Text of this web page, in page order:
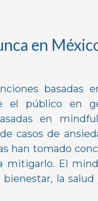
en
basadas
el público en
en
casos de
han tomado
mitigarlo. El
la